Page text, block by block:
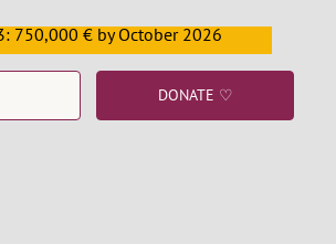
750,000 € by October 2026
DONATE ♡